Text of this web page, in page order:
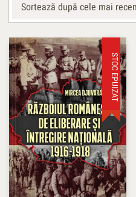
Sortează după cele mai
STOC EPUIZAT